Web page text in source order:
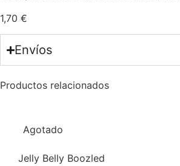
1,70 €
Envíos
Productos relacionados
Agotado
Jelly Belly Boozled